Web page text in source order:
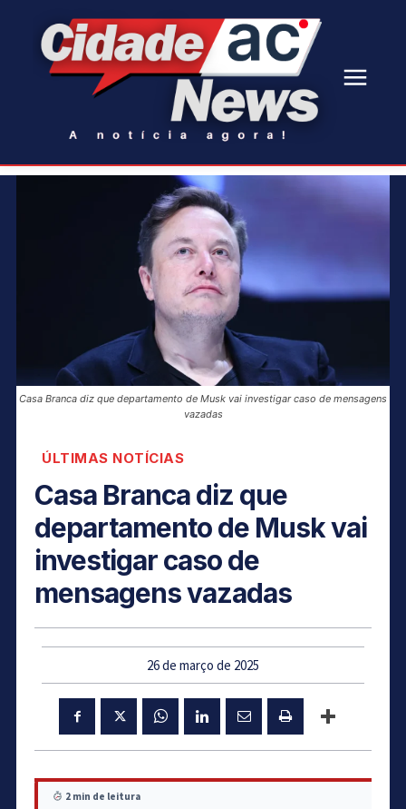
Casa Branca diz que departamento de Musk vai investigar caso de mensagens
vazadas
ÚLTIMAS NOTÍCIAS
Casa Branca diz que
departamento de Musk vai
investigar caso de
mensagens vazadas
26 de março de 2025
2 min de leitura